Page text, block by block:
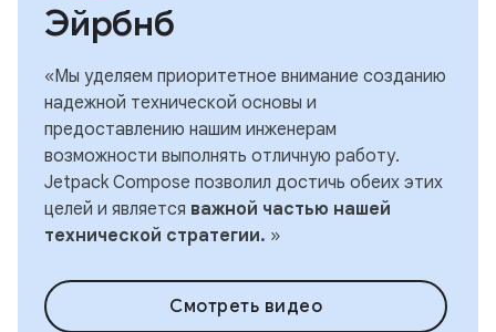
Эйрбнб
«Мы уделяем приоритетное внимание созданию
надежной технической основы и
предоставлению нашим инженерам
возможности выполнять отличную работу.
Jetpack Compose позволил достичь обеих этих
целей и является важной частью нашей
технической стратегии. »
Смотреть видео